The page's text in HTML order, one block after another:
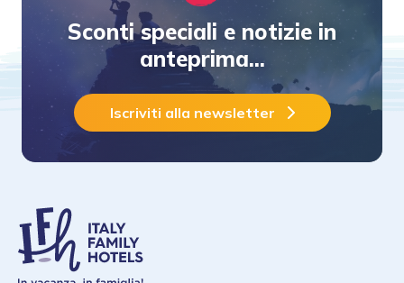
Sconti speciali e notizie in
anteprima...
Iscriviti alla newsletter